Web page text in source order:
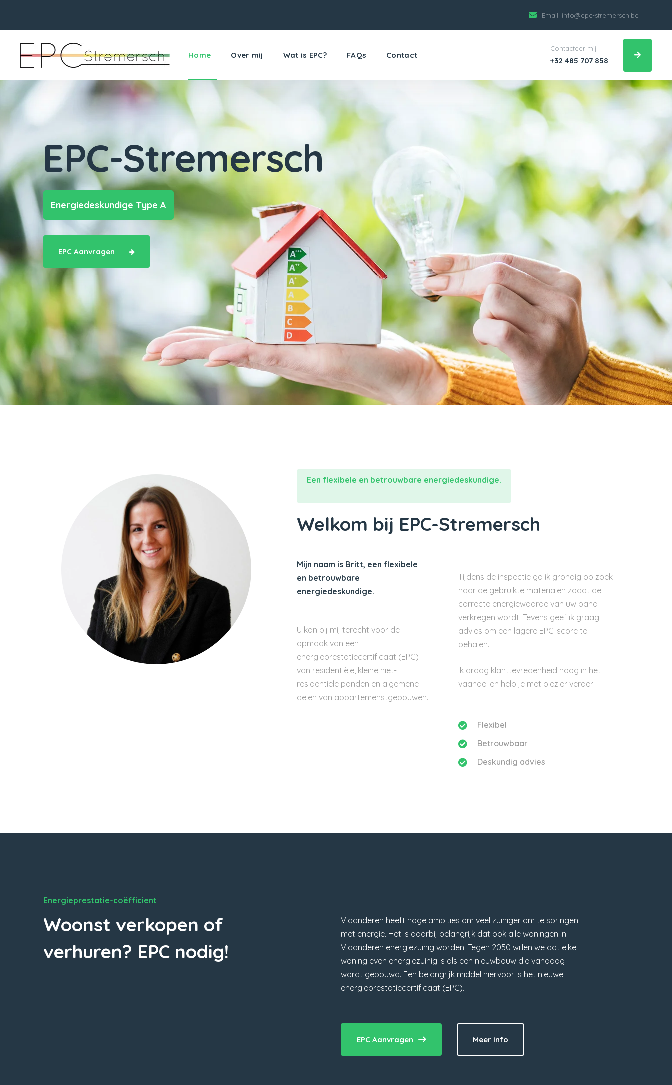
Email: info@epc-stremersch.be
Home Over mij Wat is EPC? FAQs Contact
Contacteer mij:
+32 485 707 858
EPC-Stremersch
Energiedeskundige Type A
EPC Aanvragen
Een flexibele en betrouwbare energiedeskundige.
Welkom bij EPC-Stremersch
Mijn naam is Britt, een flexibele
en betrouwbare
energiedeskundige.
U kan bij mij terecht voor de
opmaak van een
energieprestatiecertificaat (EPC)
van residentiële, kleine niet-
residentiële panden en algemene
delen van appartemenstgebouwen.
Tijdens de inspectie ga ik grondig op zoek
naar de gebruikte materialen zodat de
correcte energiewaarde van uw pand
verkregen wordt. Tevens geef ik graag
advies om een lagere EPC-score te
behalen.
Ik draag klanttevredenheid hoog in het
vaandel en help je met plezier verder.
Flexibel
Betrouwbaar
Deskundig advies
Energieprestatie-coëfficient
Woonst verkopen of
verhuren? EPC nodig!
Vlaanderen heeft hoge ambities om veel zuiniger om te springen
met energie. Het is daarbij belangrijk dat ook alle woningen in
Vlaanderen energiezuinig worden. Tegen 2050 willen we dat elke
woning even energiezuinig is als een nieuwbouw die vandaag
wordt gebouwd. Een belangrijk middel hiervoor is het nieuwe
energieprestatiecertificaat (EPC).
EPC Aanvragen Meer Info